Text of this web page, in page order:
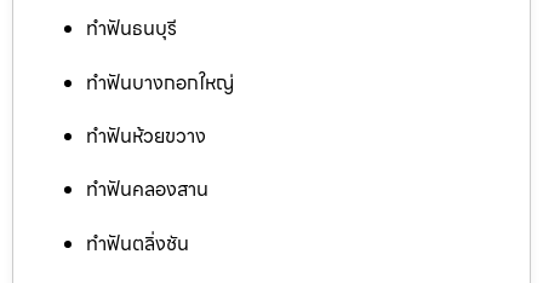
ทำฟันธนบุรี
ทำฟันบางกอกใหญ่
ทำฟันห้วยขวาง
ทำฟันคลองสาน
ทำฟันตลิ่งชัน